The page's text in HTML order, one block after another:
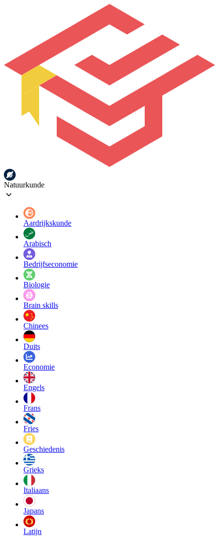
Natuurkunde
Aardrijkskunde
Arabisch
Bedrijfseconomie
Biologie
Brain skills
Chinees
Duits
Economie
Engels
Frans
Fries
Geschiedenis
Grieks
Italiaans
Japans
Latijn